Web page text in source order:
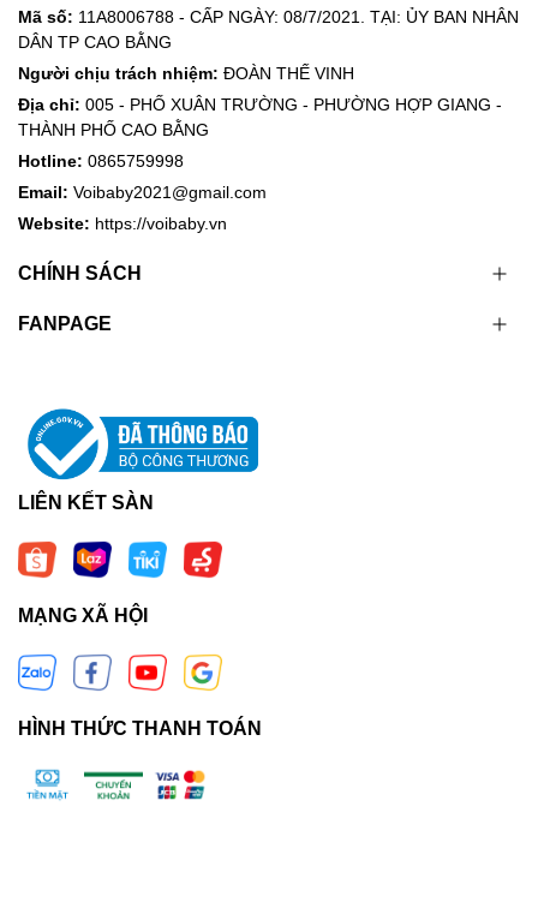
Mã số: 11A8006788 - CẤP NGÀY: 08/7/2021. TẠI: ỦY BAN NHÂN
DÂN TP CAO BẰNG
Người chịu trách nhiệm: ĐOÀN THẾ VINH
Địa chỉ: 005 - PHỐ XUÂN TRƯỜNG - PHƯỜNG HỢP GIANG -
THÀNH PHỐ CAO BẰNG
Hotline: 0865759998
Email: Voibaby2021@gmail.com
Website: https://voibaby.vn
CHÍNH SÁCH
FANPAGE
LIÊN KẾT SÀN
MẠNG XÃ HỘI
HÌNH THỨC THANH TOÁN